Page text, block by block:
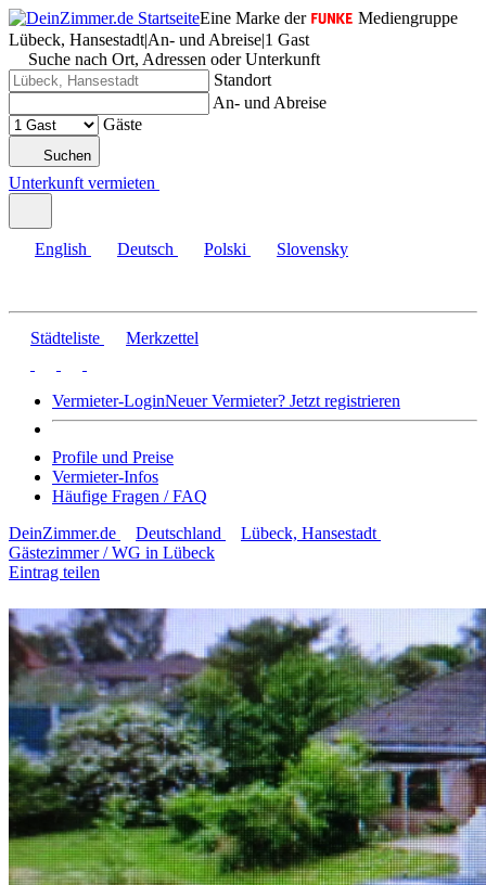
Eine Marke der
Mediengruppe
Lübeck, Hansestadt|An- und Abreise|1 Gast
Suche nach Ort, Adressen oder Unterkunft
Standort
An- und Abreise
Gäste
Suchen
Unterkunft vermieten
English Deutsch Polski Slovensky
Städteliste Merkzettel
Vermieter-LoginNeuer Vermieter? Jetzt registrieren
Profile und Preise
Vermieter-Infos
Häufige Fragen / FAQ
DeinZimmer.de
Deutschland
Lübeck, Hansestadt
Gästezimmer / WG in Lübeck
Eintrag teilen